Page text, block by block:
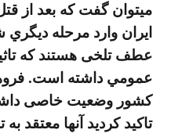
ايران وارد مرحله
عطف تلخی هستند كه
عمومي داشته است.
كشور وضعيت خاصی
تاكيد كرديد آنها معتقد